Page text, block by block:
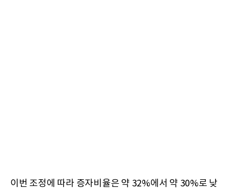
이번 조정에 따라 증자비율은 약 32%에서 약 30%로 낮